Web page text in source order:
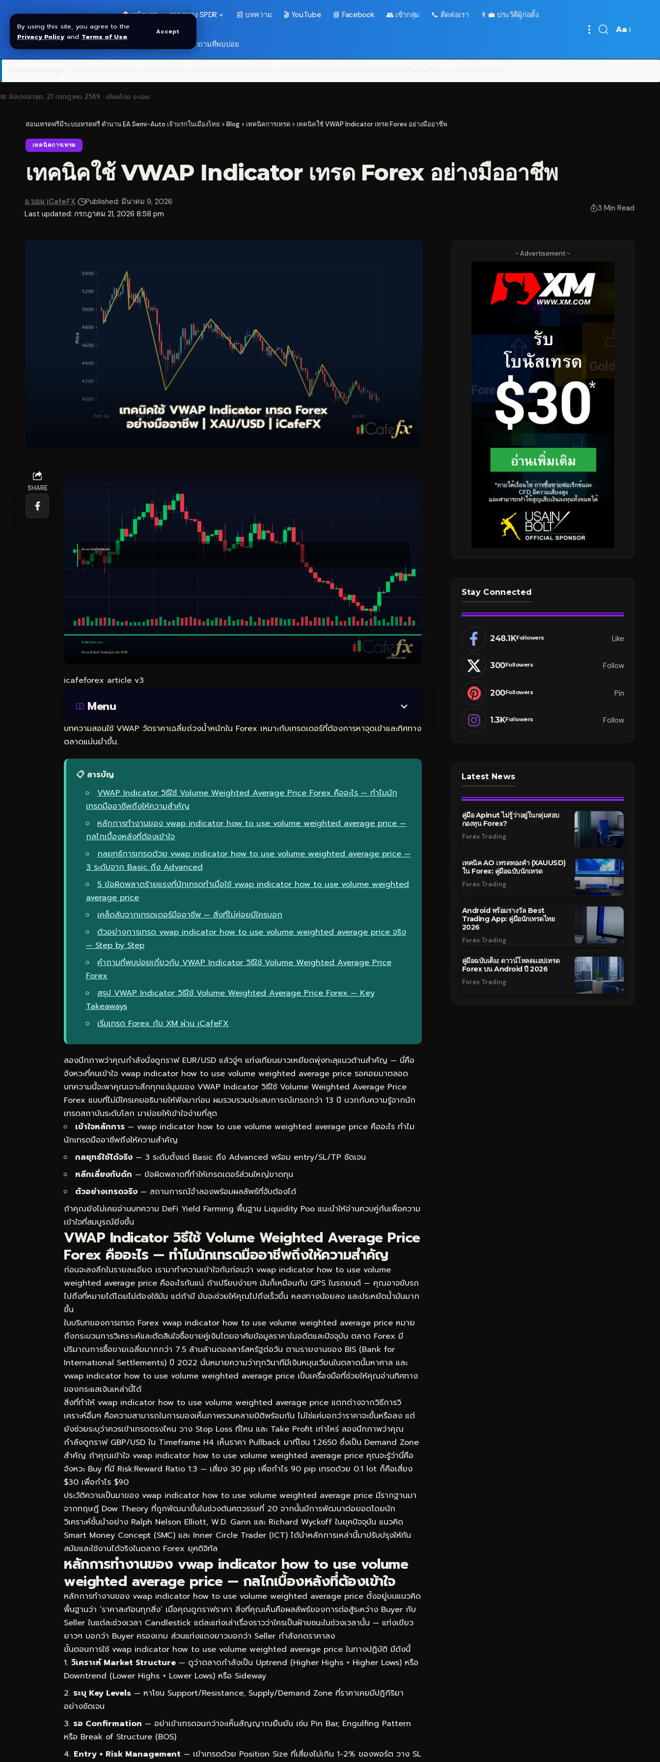
By using this site, you agree to the
Privacy Policy and Terms of Use.
Accept
🏠 หน้าแรก ราคาทอง SPDR 📰 บทความ 🎬 YouTube 📘 Facebook 👥 เข้ากลุ่ม 📞 ติดต่อเรา 👨‍💼 ประวัติผู้ก่อตั้ง
❓ คำถามที่พบบ่อย
Font
Aa
📅 อัปเดตล่าสุด: 21 กรกฎาคม 2569 · เขียนโดย อ.บอม
สอนเทรดฟรีมีระบบเทรดฟรี ตำนาน EA Semi-Auto เจ้าแรกในเมืองไทย > Blog > เทคนิคการเทรด > เทคนิคใช้ VWAP Indicator เทรด Forex อย่างมืออาชีพ
เทคนิคการเทรด
เทคนิคใช้ VWAP Indicator เทรด Forex อย่างมืออาชีพ
Last updated: กรกฎาคม 21, 2026 8:58 pm
อ.บอม iCafeFX Published: มีนาคม 9, 2026
3 Min Read
SHARE
icafeforex article v3
Menu
บทความสอนใช้ VWAP วัดราคาเฉลี่ยถ่วงน้ำหนักใน Forex เหมาะกับเทรดเดอร์ที่ต้องการหาจุดเข้าและทิศทาง
ตลาดแม่นยำขึ้น.
📋 สารบัญ
VWAP Indicator วิธีใช้ Volume Weighted Average Price Forex คืออะไร — ทำไมนัก
เทรดมืออาชีพถึงให้ความสำคัญ
หลักการทำงานของ vwap indicator how to use volume weighted average price —
กลไกเบื้องหลังที่ต้องเข้าใจ
กลยุทธ์การเทรดด้วย vwap indicator how to use volume weighted average price —
3 ระดับจาก Basic ถึง Advanced
5 ข้อผิดพลาดร้ายแรงที่นักเทรดทำเมื่อใช้ vwap indicator how to use volume weighted
average price
เคล็ดลับจากเทรดเดอร์มืออาชีพ — สิ่งที่ไม่ค่อยมีใครบอก
ตัวอย่างการเทรด vwap indicator how to use volume weighted average price จริง
— Step by Step
คำถามที่พบบ่อยเกี่ยวกับ VWAP Indicator วิธีใช้ Volume Weighted Average Price
Forex
สรุป VWAP Indicator วิธีใช้ Volume Weighted Average Price Forex — Key
Takeaways
เริ่มเทรด Forex กับ XM ผ่าน iCafeFX
ลองนึกภาพว่าคุณกำลังนั่งดูกราฟ EUR/USD แล้วจู่ๆ แท่งเทียนยาวเหยียดพุ่งทะลุแนวต้านสำคัญ — นี่คือ
จังหวะที่คนเข้าใจ vwap indicator how to use volume weighted average price รอคอยมาตลอด
บทความนี้จะพาคุณเจาะลึกทุกแง่มุมของ VWAP Indicator วิธีใช้ Volume Weighted Average Price
Forex แบบที่ไม่มีใครเคยอธิบายให้ฟังมาก่อน ผมรวบรวมประสบการณ์เทรดกว่า 13 ปี บวกกับความรู้จากนัก
เทรดสถาบันระดับโลก มาย่อยให้เข้าใจง่ายที่สุด
เข้าใจหลักการ — vwap indicator how to use volume weighted average price คืออะไร ทำไม
นักเทรดมืออาชีพถึงให้ความสำคัญ
กลยุทธ์ใช้ได้จริง — 3 ระดับตั้งแต่ Basic ถึง Advanced พร้อม entry/SL/TP ชัดเจน
หลีกเลี่ยงกับดัก — ข้อผิดพลาดที่ทำให้เทรดเดอร์ส่วนใหญ่ขาดทุน
ตัวอย่างเทรดจริง — สถานการณ์จำลองพร้อมผลลัพธ์ที่จับต้องได้
ถ้าคุณยังไม่เคยอ่านบทความ DeFi Yield Farming พื้นฐาน Liquidity Poo แนะนำให้อ่านควบคู่กันเพื่อความ
เข้าใจที่สมบูรณ์ยิ่งขึ้น
VWAP Indicator วิธีใช้ Volume Weighted Average Price
Forex คืออะไร — ทำไมนักเทรดมืออาชีพถึงให้ความสำคัญ
ก่อนจะลงลึกในรายละเอียด เรามาทำความเข้าใจกันก่อนว่า vwap indicator how to use volume
weighted average price คืออะไรกันแน่ ถ้าเปรียบง่ายๆ มันก็เหมือนกับ GPS ในรถยนต์ — คุณอาจขับรถ
ไปถึงที่หมายได้โดยไม่ต้องใช้มัน แต่ถ้ามี มันจะช่วยให้คุณไปถึงเร็วขึ้น หลงทางน้อยลง และประหยัดน้ำมันมาก
ขึ้น
ในบริบทของการเทรด Forex vwap indicator how to use volume weighted average price หมาย
ถึงกระบวนการวิเคราะห์และตัดสินใจซื้อขายคู่เงินโดยอาศัยข้อมูลราคาในอดีตและปัจจุบัน ตลาด Forex มี
ปริมาณการซื้อขายเฉลี่ยมากกว่า 7.5 ล้านล้านดอลลาร์สหรัฐต่อวัน ตามรายงานของ BIS (Bank for
International Settlements) ปี 2022 นั่นหมายความว่าทุกวินาทีมีเงินหมุนเวียนในตลาดนี้มหาศาล และ
vwap indicator how to use volume weighted average price เป็นเครื่องมือที่ช่วยให้คุณอ่านทิศทาง
ของกระแสเงินเหล่านี้ได้
สิ่งที่ทำให้ vwap indicator how to use volume weighted average price แตกต่างจากวิธีการวิ
เคราะห์อื่นๆ คือความสามารถในการมองเห็นภาพรวมหลายมิติพร้อมกัน ไม่ใช่แค่บอกว่าราคาจะขึ้นหรือลง แต่
ยังช่วยระบุว่าควรเข้าเทรดตรงไหน วาง Stop Loss ที่ไหน และ Take Profit เท่าไหร่ ลองนึกภาพว่าคุณ
กำลังดูกราฟ GBP/USD ใน Timeframe H4 เห็นราคา Pullback มาที่โซน 1.2650 ซึ่งเป็น Demand Zone
สำคัญ ถ้าคุณเข้าใจ vwap indicator how to use volume weighted average price คุณจะรู้ว่านี่คือ
จังหวะ Buy ที่มี Risk:Reward Ratio 1:3 — เสี่ยง 30 pip เพื่อกำไร 90 pip เทรดด้วย 0.1 lot ก็คือเสี่ยง
$30 เพื่อกำไร $90
ประวัติความเป็นมาของ vwap indicator how to use volume weighted average price มีรากฐานมา
จากทฤษฎี Dow Theory ที่ถูกพัฒนาขึ้นในช่วงต้นศตวรรษที่ 20 จากนั้นมีการพัฒนาต่อยอดโดยนัก
วิเคราะห์ชั้นนำอย่าง Ralph Nelson Elliott, W.D. Gann และ Richard Wyckoff ในยุคปัจจุบัน แนวคิด
Smart Money Concept (SMC) และ Inner Circle Trader (ICT) ได้นำหลักการเหล่านี้มาปรับปรุงให้ทัน
สมัยและใช้งานได้จริงในตลาด Forex ยุคดิจิทัล
หลักการทำงานของ vwap indicator how to use volume
weighted average price — กลไกเบื้องหลังที่ต้องเข้าใจ
หลักการทำงานของ vwap indicator how to use volume weighted average price ตั้งอยู่บนแนวคิด
พื้นฐานว่า ‘ราคาสะท้อนทุกสิ่ง’ เมื่อคุณดูกราฟราคา สิ่งที่คุณเห็นคือผลลัพธ์ของการต่อสู้ระหว่าง Buyer กับ
Seller ในแต่ละช่วงเวลา Candlestick แต่ละแท่งเล่าเรื่องราวว่าใครเป็นฝ่ายชนะในช่วงเวลานั้น — แท่งเขียว
ยาวๆ บอกว่า Buyer ครองเกม ส่วนแท่งแดงยาวบอกว่า Seller กำลังกดราคาลง
ขั้นตอนการใช้ vwap indicator how to use volume weighted average price ในทางปฏิบัติ มีดังนี้
วิเคราะห์ Market Structure — ดูว่าตลาดกำลังเป็น Uptrend (Higher Highs + Higher Lows) หรือ
Downtrend (Lower Highs + Lower Lows) หรือ Sideway
ระบุ Key Levels — หาโซน Support/Resistance, Supply/Demand Zone ที่ราคาเคยมีปฏิกิริยา
อย่างชัดเจน
รอ Confirmation — อย่าเข้าเทรดจนกว่าจะเห็นสัญญาณยืนยัน เช่น Pin Bar, Engulfing Pattern
หรือ Break of Structure (BOS)
Entry + Risk Management — เข้าเทรดด้วย Position Size ที่เสี่ยงไม่เกิน 1-2% ของพอร์ต วาง SL
- Advertisement -
Stay Connected
248.1KFollowers Like
300Followers Follow
200Followers Pin
1.3KFollowers Follow
Latest News
คู่มือ Apinut ไม่รู้ว่าอยู่ในกลุ่มสอบ
กองทุน Forex?
Forex Trading
เทคนิค AO เทรดทองคำ (XAUUSD)
ใน Forex: คู่มือฉบับนักเทรด
Forex Trading
Android พร้อมรางวัล Best
Trading App: คู่มือนักเทรดไทย
2026
Forex Trading
คู่มือฉบับเต็ม: ดาวน์โหลดแอปเทรด
Forex บน Android ปี 2026
Forex Trading